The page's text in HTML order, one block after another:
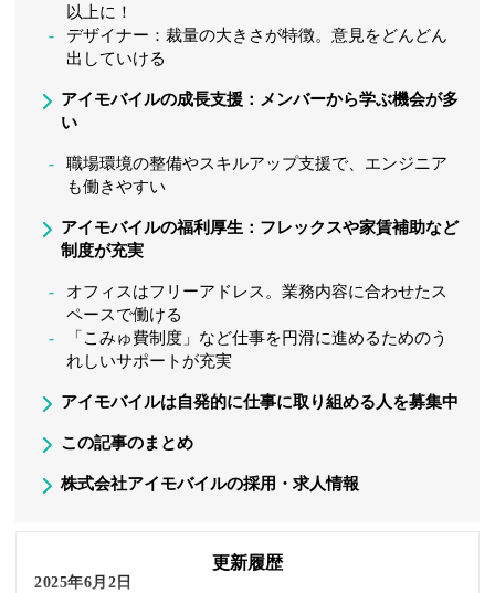
以上に！
デザイナー：裁量の大きさが特徴。意見をどんどん
出していける
アイモバイルの成長支援：メンバーから学ぶ機会が多
い
職場環境の整備やスキルアップ支援で、エンジニア
も働きやすい
アイモバイルの福利厚生：フレックスや家賃補助など
制度が充実
オフィスはフリーアドレス。業務内容に合わせたス
ペースで働ける
「こみゅ費制度」など仕事を円滑に進めるためのう
れしいサポートが充実
アイモバイルは自発的に仕事に取り組める人を募集中
この記事のまとめ
株式会社アイモバイルの採用・求人情報
更新履歴
2025年6月2日